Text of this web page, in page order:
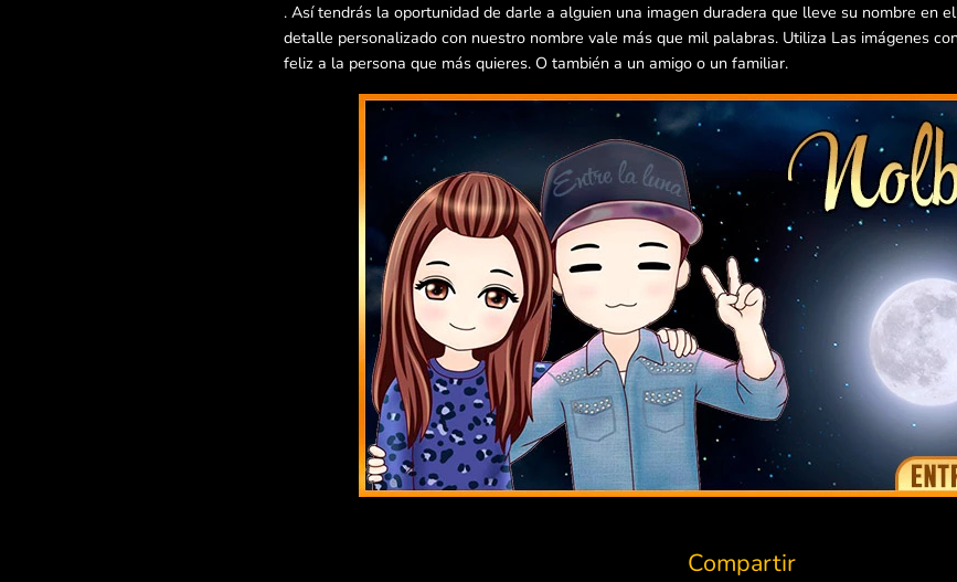
. Así tendrás la oportunidad de darle a alguien una imagen duradera que lleve su nombre en
detalle personalizado con nuestro nombre vale más que mil palabras. Utiliza Las imágenes
feliz a la persona que más quieres. O también a un amigo o un familiar.
Compartir